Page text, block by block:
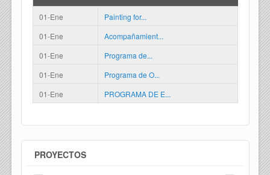
01-Ene
Painting for...
01-Ene
Acompañamient...
01-Ene
Programa de...
01-Ene
Programa de O...
01-Ene
PROGRAMA DE E...
PROYECTOS